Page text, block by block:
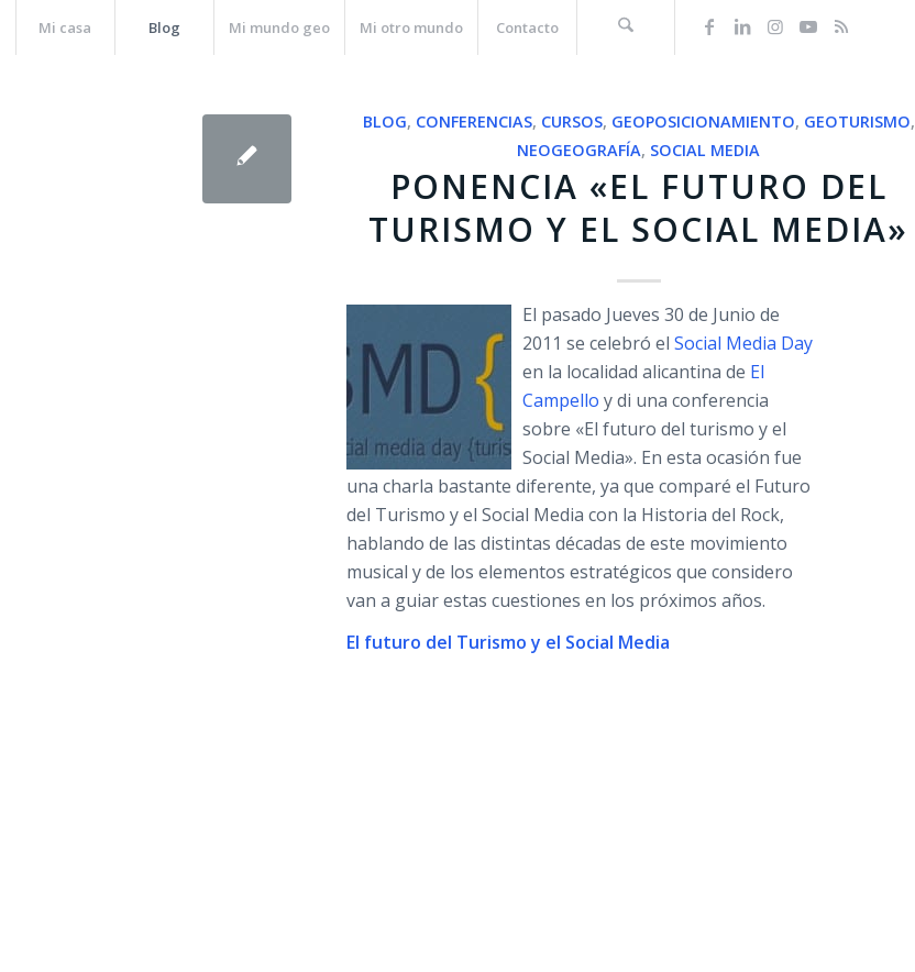
Mi casa Blog Mi mundo geo Mi otro mundo Contacto
BLOG, CONFERENCIAS, CURSOS, GEOPOSICIONAMIENTO, GEOTURISMO,
NEOGEOGRAFÍA, SOCIAL MEDIA
PONENCIA «EL FUTURO DEL
TURISMO Y EL SOCIAL MEDIA»
El pasado Jueves 30 de Junio de
2011 se celebró elSocial Media Day
en la localidad alicantina de El
Campello y di una conferencia
sobre «El futuro del turismo y el
Social Media». En esta ocasión fue
una charla bastante diferente, ya que comparé el Futuro
del Turismo y el Social Media con la Historia del Rock,
hablando de las distintas décadas de este movimiento
musical y de los elementos estratégicos que considero
van a guiar estas cuestiones en los próximos años.
El futuro del Turismo y el Social Media